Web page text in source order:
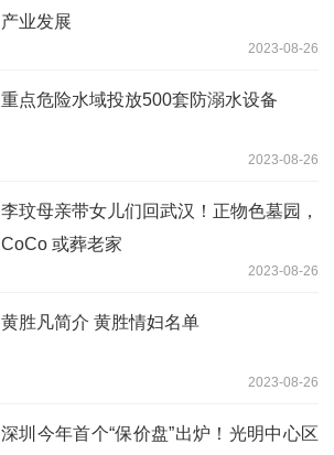
产业发展
2023-08-26
重点危险水域投放500套防溺水设备
2023-08-26
李玟母亲带女儿们回武汉！正物色墓园，
CoCo 或葬老家
2023-08-26
黄胜凡简介 黄胜情妇名单
2023-08-26
深圳今年首个“保价盘”出炉！光明中心区